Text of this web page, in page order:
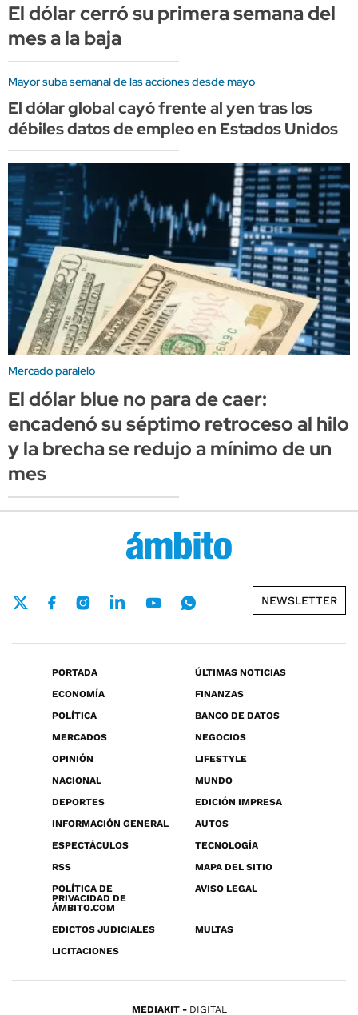
El dólar cerró su primera semana del
mes a la baja
Mayor suba semanal de las acciones desde mayo
El dólar global cayó frente al yen tras los
débiles datos de empleo en Estados Unidos
Mercado paralelo
El dólar blue no para de caer:
encadenó su séptimo retroceso al hilo
y la brecha se redujo a mínimo de un
mes
NEWSLETTER
PORTADA
ÚLTIMAS NOTICIAS
ECONOMÍA
FINANZAS
POLÍTICA
BANCO DE DATOS
MERCADOS
NEGOCIOS
OPINIÓN
LIFESTYLE
NACIONAL
MUNDO
DEPORTES
EDICIÓN IMPRESA
INFORMACIÓN GENERAL
AUTOS
ESPECTÁCULOS
TECNOLOGÍA
RSS
MAPA DEL SITIO
POLÍTICA DE
PRIVACIDAD DE
ÁMBITO.COM
AVISO LEGAL
EDICTOS JUDICIALES
MULTAS
LICITACIONES
MEDIAKIT DIGITAL